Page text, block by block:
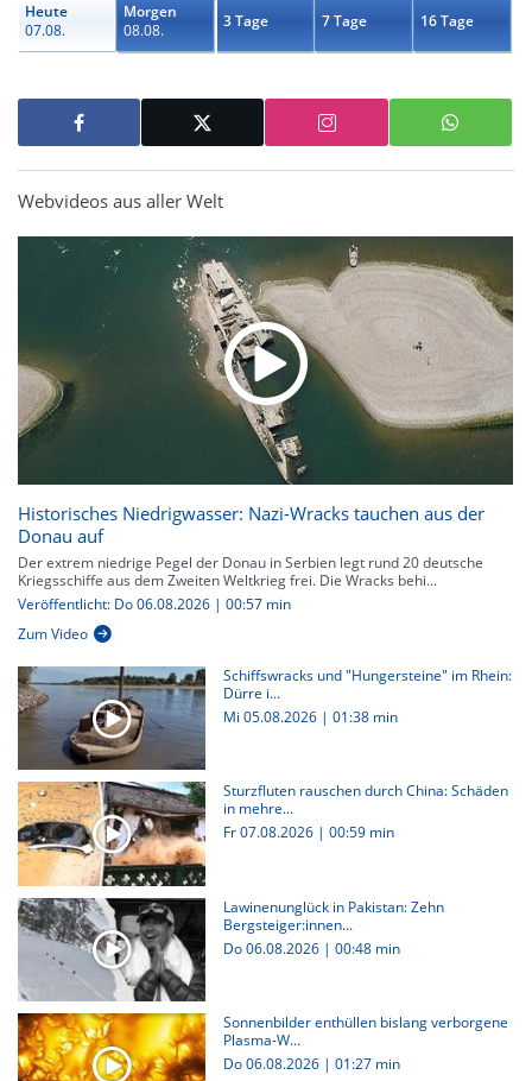
Heute
07.08.
Morgen
08.08.
3 Tage 7 Tage 16 Tage
Webvideos aus aller Welt
Historisches Niedrigwasser: Nazi-Wracks tauchen aus der
Donau auf
Der extrem niedrige Pegel der Donau in Serbien legt rund 20 deutsche
Kriegsschiffe aus dem Zweiten Weltkrieg frei. Die Wracks behi...
Veröffentlicht: Do 06.08.2026 | 00:57 min
Zum Video
Schiffswracks und "Hungersteine" im Rhein:
Dürre i...
Mi 05.08.2026 | 01:38 min
Sturzfluten rauschen durch China: Schäden
in mehre...
Fr 07.08.2026 | 00:59 min
Lawinenunglück in Pakistan: Zehn
Bergsteiger:innen...
Do 06.08.2026 | 00:48 min
Sonnenbilder enthüllen bislang verborgene
Plasma-W...
Do 06.08.2026 | 01:27 min